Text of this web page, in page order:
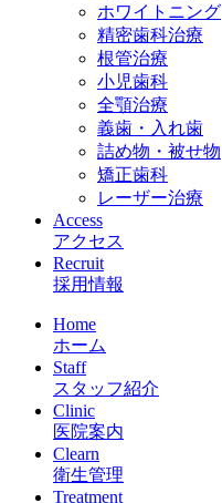
ホワイトニング
精密歯科治療
根管治療
小児歯科
全顎治療
義歯・入れ歯
詰め物・被せ物
矯正歯科
レーザー治療
Access
アクセス
Recruit
採用情報
Home
ホーム
Staff
スタッフ紹介
Clinic
医院案内
Clearn
衛生管理
Treatment